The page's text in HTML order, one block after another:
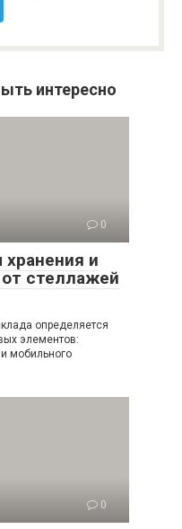
интересно
0
и
стеллажей
определяется
элементов:
мобильного
0